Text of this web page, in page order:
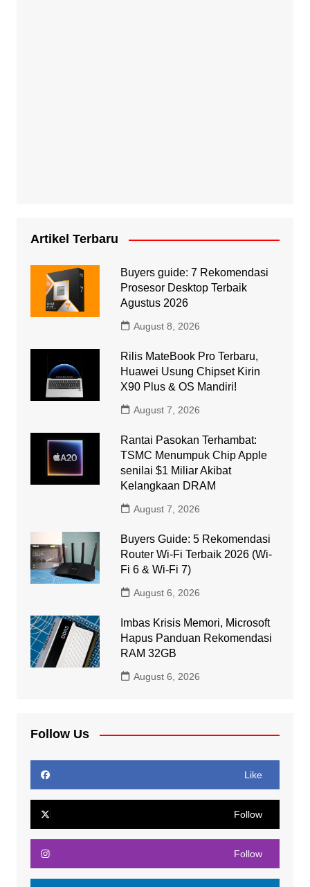
Artikel Terbaru
Buyers guide: 7 Rekomendasi
Prosesor Desktop Terbaik
Agustus 2026
August 8, 2026
Rilis MateBook Pro Terbaru,
Huawei Usung Chipset Kirin
X90 Plus & OS Mandiri!
August 7, 2026
Rantai Pasokan Terhambat:
TSMC Menumpuk Chip Apple
senilai $1 Miliar Akibat
Kelangkaan DRAM
August 7, 2026
Buyers Guide: 5 Rekomendasi
Router Wi-Fi Terbaik 2026 (Wi-
Fi 6 & Wi-Fi 7)
August 6, 2026
Imbas Krisis Memori, Microsoft
Hapus Panduan Rekomendasi
RAM 32GB
August 6, 2026
Follow Us
Like
Follow
Follow